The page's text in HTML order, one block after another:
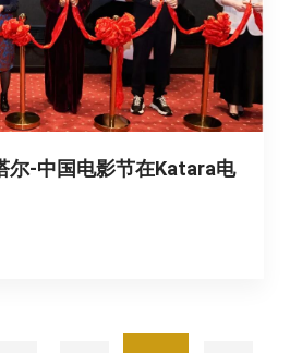
尔-中国电影节在Katara电